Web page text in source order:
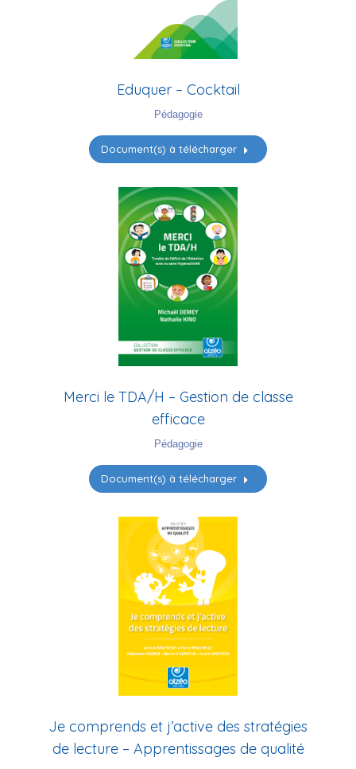
Eduquer – Cocktail
Pédagogie
Document(s) à télécharger
Merci le TDA/H – Gestion de classe
efficace
Pédagogie
Document(s) à télécharger
Je comprends et j’active des stratégies
de lecture – Apprentissages de qualité